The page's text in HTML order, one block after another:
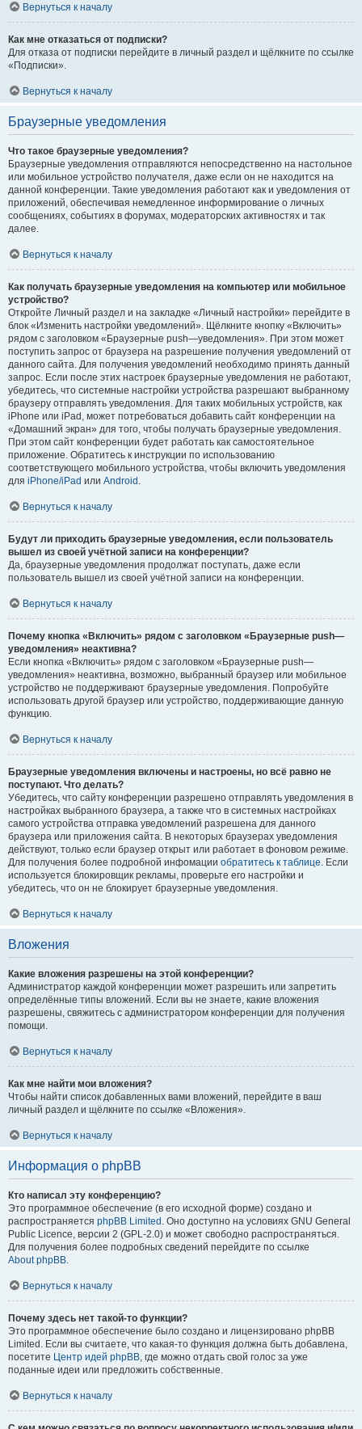
Вернуться к началу
Как мне отказаться от подписки?
Для отказа от подписки перейдите в личный раздел и щёлкните по ссылке
«Подписки».
Вернуться к началу
Браузерные уведомления
Что такое браузерные уведомления?
Браузерные уведомления отправляются непосредственно на настольное
или мобильное устройство получателя, даже если он не находится на
данной конференции. Такие уведомления работают как и уведомления от
приложений, обеспечивая немедленное информирование о личных
сообщениях, событиях в форумах, модераторских активностях и так
далее.
Вернуться к началу
Как получать браузерные уведомления на компьютер или мобильное
устройство?
Откройте Личный раздел и на закладке «Личный настройки» перейдите в
блок «Изменить настройки уведомлений». Щёлкните кнопку «Включить»
рядом с заголовком «Браузерные push—уведомления». При этом может
поступить запрос от браузера на разрешение получения уведомлений от
данного сайта. Для получения уведомлений необходимо принять данный
запрос. Если после этих настроек браузерные уведомления не работают,
убедитесь, что системные настройки устройства разрешают выбранному
браузеру отправлять уведомления. Для таких мобильных устройств, как
iPhone или iPad, может потребоваться добавить сайт конференции на
«Домашний экран» для того, чтобы получать браузерные уведомления.
При этом сайт конференции будет работать как самостоятельное
приложение. Обратитесь к инструкции по использованию
соответствующего мобильного устройства, чтобы включить уведомления
для iPhone/iPad или Android .
Вернуться к началу
Будут ли приходить браузерные уведомления, если пользователь
вышел из своей учётной записи на конференции?
Да, браузерные уведомления продолжат поступать, даже если
пользователь вышел из своей учётной записи на конференции.
Вернуться к началу
Почему кнопка «Включить» рядом с заголовком «Браузерные push—
уведомления» неактивна?
Если кнопка «Включить» рядом с заголовком «Браузерные push—
уведомления» неактивна, возможно, выбранный браузер или мобильное
устройство не поддерживают браузерные уведомления. Попробуйте
использовать другой браузер или устройство, поддерживающие данную
функцию.
Вернуться к началу
Браузерные уведомления включены и настроены, но всё равно не
поступают. Что делать?
Убедитесь, что сайту конференции разрешено отправлять уведомления в
настройках выбранного браузера, а также что в системных настройках
самого устройства отправка уведомлений разрешена для данного
браузера или приложения сайта. В некоторых браузерах уведомления
действуют, только если браузер открыт или работает в фоновом режиме.
Для получения более подробной инфомации обратитесь к таблице. Если
используется блокировщик рекламы, проверьте его настройки и
убедитесь, что он не блокирует браузерные уведомления.
Вернуться к началу
Вложения
Какие вложения разрешены на этой конференции?
Администратор каждой конференции может разрешить или запретить
определённые типы вложений. Если вы не знаете, какие вложения
разрешены, свяжитесь с администратором конференции для получения
помощи.
Вернуться к началу
Как мне найти мои вложения?
Чтобы найти список добавленных вами вложений, перейдите в ваш
личный раздел и щёлкните по ссылке «Вложения».
Вернуться к началу
Информация о phpBB
Кто написал эту конференцию?
Это программное обеспечение (в его исходной форме) создано и
распространяется phpBB Limited . Оно доступно на условиях GNU General
Public Licence, версии 2 (GPL-2.0) и может свободно распространяться.
Для получения более подробных сведений перейдите по ссылке
About phpBB.
Вернуться к началу
Почему здесь нет такой-то функции?
Это программное обеспечение было создано и лицензировано phpBB
Limited. Если вы считаете, что какая-то функция должна быть добавлена,
посетите Центр идей phpBB, где можно отдать свой голос за уже
поданные идеи или предложить собственные.
Вернуться к началу